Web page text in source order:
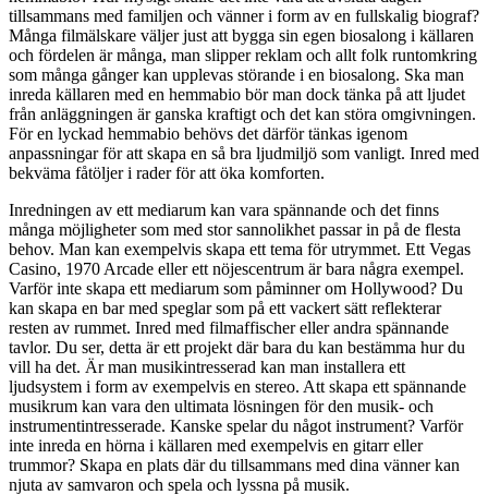
tillsammans med familjen och vänner i form av en fullskalig biograf?
Många filmälskare väljer just att bygga sin egen biosalong i källaren
och fördelen är många, man slipper reklam och allt folk runtomkring
som många gånger kan upplevas störande i en biosalong. Ska man
inreda källaren med en hemmabio bör man dock tänka på att ljudet
från anläggningen är ganska kraftigt och det kan störa omgivningen.
För en lyckad hemmabio behövs det därför tänkas igenom
anpassningar för att skapa en så bra ljudmiljö som vanligt. Inred med
bekväma fåtöljer i rader för att öka komforten.
Inredningen av ett mediarum kan vara spännande och det finns
många möjligheter som med stor sannolikhet passar in på de flesta
behov. Man kan exempelvis skapa ett tema för utrymmet. Ett Vegas
Casino, 1970 Arcade eller ett nöjescentrum är bara några exempel.
Varför inte skapa ett mediarum som påminner om Hollywood? Du
kan skapa en bar med speglar som på ett vackert sätt reflekterar
resten av rummet. Inred med filmaffischer eller andra spännande
tavlor. Du ser, detta är ett projekt där bara du kan bestämma hur du
vill ha det. Är man musikintresserad kan man installera ett
ljudsystem i form av exempelvis en stereo. Att skapa ett spännande
musikrum kan vara den ultimata lösningen för den musik- och
instrumentintresserade. Kanske spelar du något instrument? Varför
inte inreda en hörna i källaren med exempelvis en gitarr eller
trummor? Skapa en plats där du tillsammans med dina vänner kan
njuta av samvaron och spela och lyssna på musik.